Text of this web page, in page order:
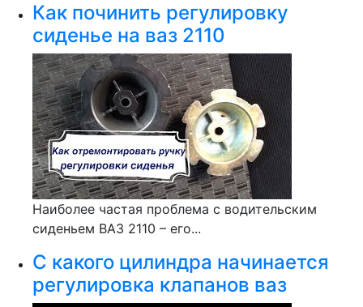
Как починить регулировку
сиденье на ваз 2110
Наиболее частая проблема с водительским
сиденьем ВАЗ 2110 – его...
С какого цилиндра начинается
регулировка клапанов ваз